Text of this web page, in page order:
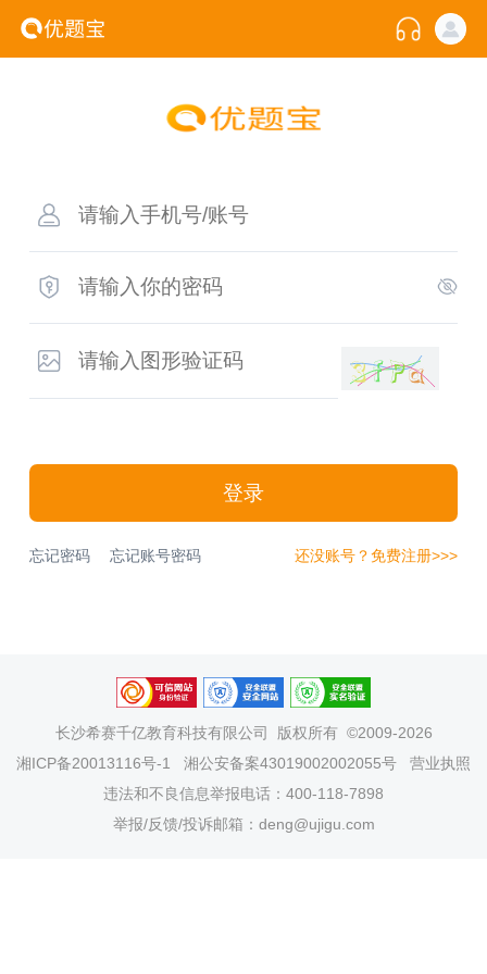
登录
忘记密码 忘记账号密码 还没账号？免费注册>>>
长沙希赛千亿教育科技有限公司
版权所有 ©2009-2026
湘ICP备20013116号-1
湘公安备案43019002002055号
营业执照
违法和不良信息举报电话：400-118-7898
举报/反馈/投诉邮箱：deng@ujigu.com